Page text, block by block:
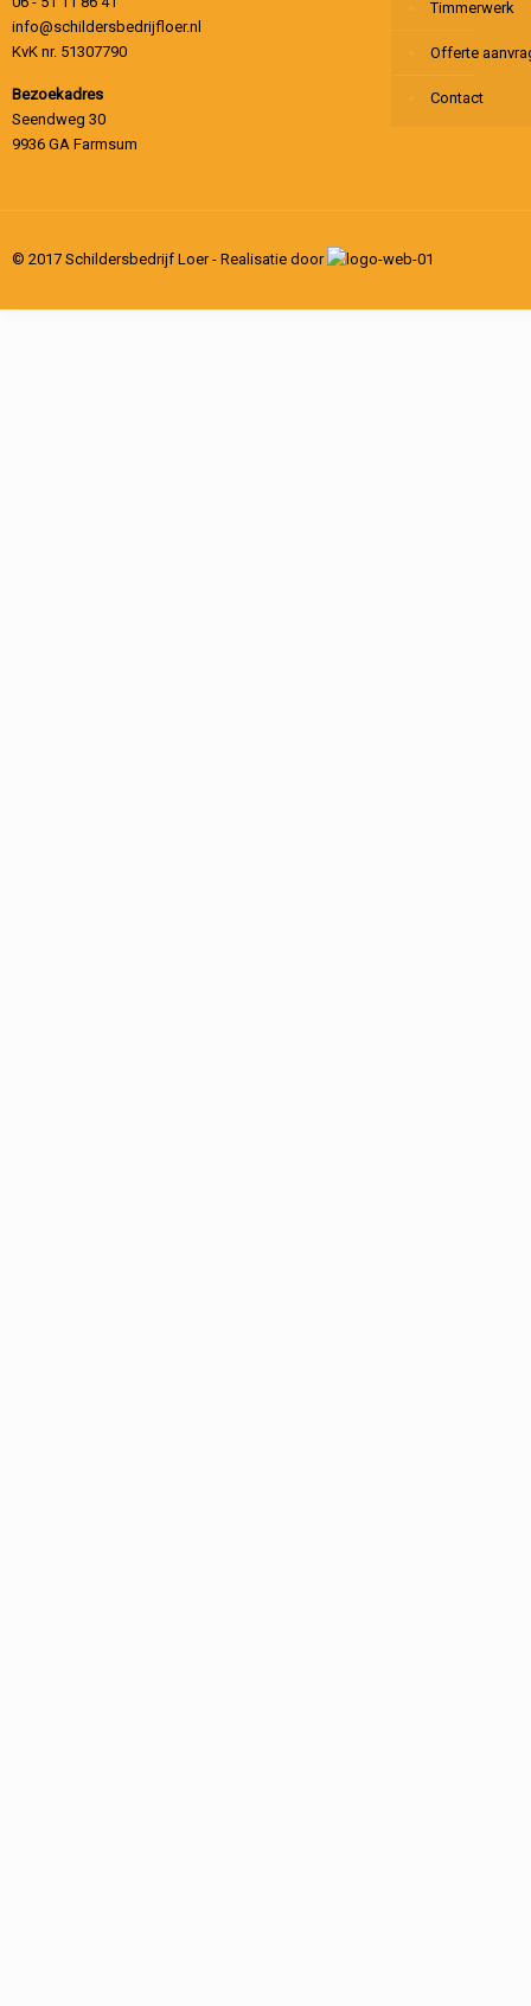
info@schildersbedrijfloer.nl
KvK nr. 51307790
Bezoekadres
Seendweg 30
9936 GA Farmsum
Timmerwerk
Offerte
Contact
© 2017 Schildersbedrijf Loer - Realisatie door